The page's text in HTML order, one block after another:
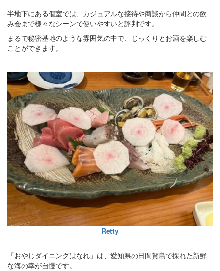
半地下にある個室では、カジュアルな接待や商談から仲間との飲
み会まで様々なシーンで使いやすいと評判です。
まるで秘密基地のような雰囲気の中で、じっくりとお酒を楽しむ
ことができます。
Retty
「おやじダイニングはなれ」は、愛知県の日間賀島で採れた新鮮
な海の幸が自慢です。